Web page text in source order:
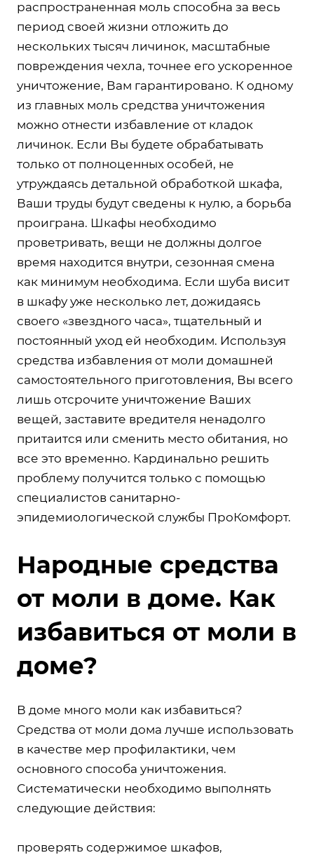
распространенная моль способна за весь
период своей жизни отложить до
нескольких тысяч личинок, масштабные
повреждения чехла, точнее его ускоренное
уничтожение, Вам гарантировано. К одному
из главных моль средства уничтожения
можно отнести избавление от кладок
личинок. Если Вы будете обрабатывать
только от полноценных особей, не
утруждаясь детальной обработкой шкафа,
Ваши труды будут сведены к нулю, а борьба
проиграна. Шкафы необходимо
проветривать, вещи не должны долгое
время находится внутри, сезонная смена
как минимум необходима. Если шуба висит
в шкафу уже несколько лет, дожидаясь
своего «звездного часа», тщательный и
постоянный уход ей необходим. Используя
средства избавления от моли домашней
самостоятельного приготовления, Вы всего
лишь отсрочите уничтожение Ваших
вещей, заставите вредителя ненадолго
притаится или сменить место обитания, но
все это временно. Кардинально решить
проблему получится только с помощью
специалистов санитарно-
эпидемиологической службы ПроКомфорт.
Народные средства
от моли в доме. Как
избавиться от моли в
доме?
В доме много моли как избавиться?
Средства от моли дома лучше использовать
в качестве мер профилактики, чем
основного способа уничтожения.
Систематически необходимо выполнять
следующие действия:
проверять содержимое шкафов,